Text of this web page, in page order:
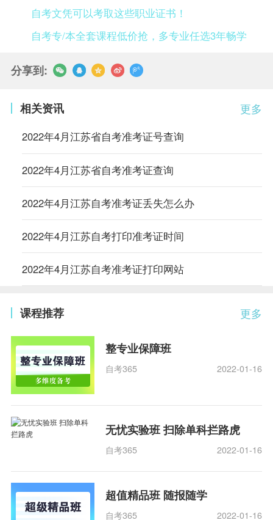
自考文凭可以考取这些职业证书！
自考专/本全套课程低价抢，多专业任选3年畅学
分享到:
更多
相关资讯
2022年4月江苏省自考准考证号查询
2022年4月江苏省自考准考证查询
2022年4月江苏自考准考证丢失怎么办
2022年4月江苏自考打印准考证时间
2022年4月江苏自考准考证打印网站
更多
课程推荐
整专业保障班
自考365 2022-01-16
无忧实验班 扫除单科拦路虎
自考365 2022-01-16
超值精品班 随报随学
自考365 2022-01-16